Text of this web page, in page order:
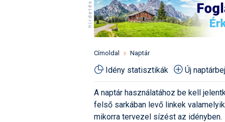
Síbérletárak
Toplista
Havazás
Fotók
Címoldal Naptár
Idény statisztikák Új
A naptár használatához be kell
felső sarkában levő linkek
mikorra tervezel sízést az idényben.